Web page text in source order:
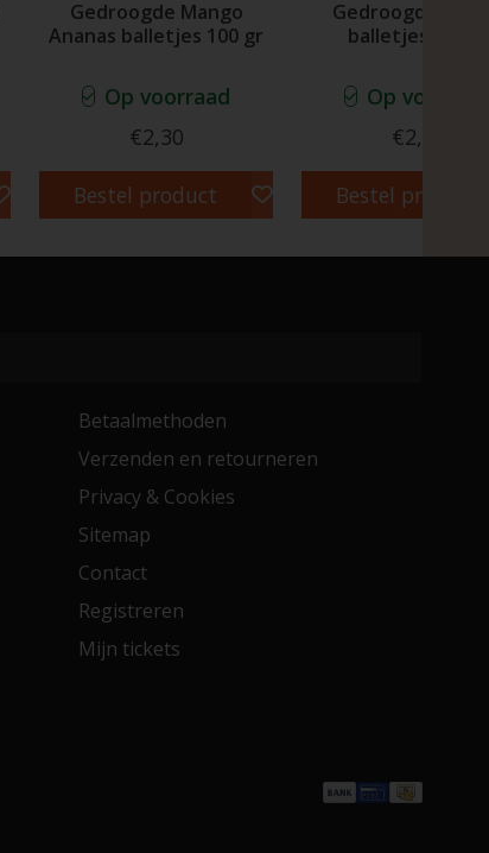
Gedroogde Mango
Ananas balletjes 100 gr
Op voorraad
€2,30
Bestel product
Gedroogde
balletjes 100 gr
Op
€2,25
Bestel product
Betaalmethoden
Verzenden en retourneren
Privacy & Cookies
Sitemap
Contact
Registreren
Mijn tickets